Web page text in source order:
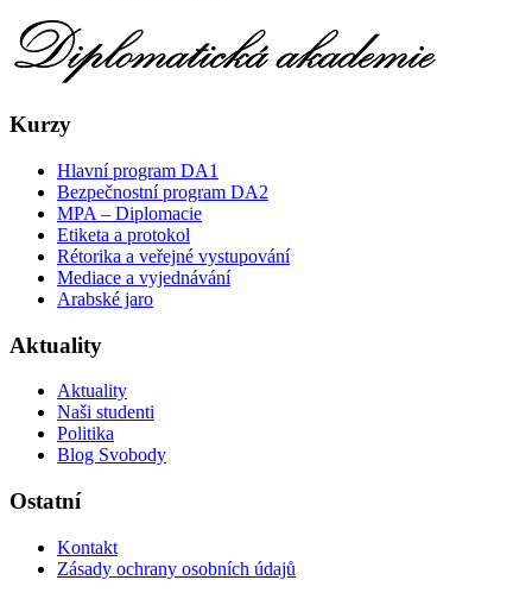
Kurzy
Hlavní program DA1
Bezpečnostní program DA2
MPA – Diplomacie
Etiketa a protokol
Rétorika a veřejné vystupování
Mediace a vyjednávání
Arabské jaro
Aktuality
Aktuality
Naši studenti
Politika
Blog Svobody
Ostatní
Kontakt
Zásady ochrany osobních údajů